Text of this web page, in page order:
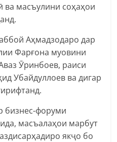
ва масъулини соҳаҳои
Аҳмадзодаро дар
Фарғона муовини
Ӯринбоев, раиси
Убайдуллоев ва дигар
бизнес-форуми
масъалаҳои марбут
якҷо бо